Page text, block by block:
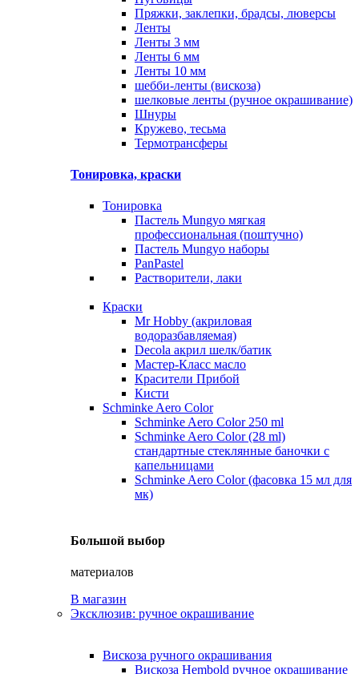
Пряжки, заклепки, брадсы, люверсы
Ленты
Ленты 3 мм
Ленты 6 мм
Ленты 10 мм
шебби-ленты (вискоза)
шелковые ленты (ручное окрашивание)
Шнуры
Кружево, тесьма
Термотрансферы
Тонировка, краски
Тонировка
Пастель Mungyo мягкая
профессиональная (поштучно)
Пастель Mungyo наборы
PanPastel
Растворители, лаки
Краски
Mr Hobby (акриловая
водоразбавляемая)
Decola акрил шелк/батик
Мастер-Класс масло
Красители Прибой
Кисти
Schminke Aero Color
Schminke Aero Color 250 ml
Schminke Aero Color (28 ml)
стандартные стеклянные баночки с
капельницами
Schminke Aero Color (фасовка 15 мл для
мк)
Большой выбор
материалов
В магазин
Эксклюзив: ручное окрашивание
Вискоза ручного окрашивания
Вискоза Hembold ручное окрашивание